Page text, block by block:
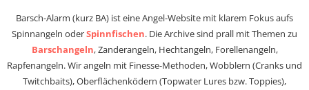
Barsch-Alarm (kurz BA) ist eine Angel-Website mit klarem Fokus aufs
Spinnangeln oderSpinnfischen. Die Archive sind prall mit Themen zu
Barschangeln, Zanderangeln, Hechtangeln, Forellenangeln,
Rapfenangeln. Wir angeln mit Finesse-Methoden, Wobblern (Cranks und
Twitchbaits), Oberflächenködern (Topwater Lures bzw. Toppies),